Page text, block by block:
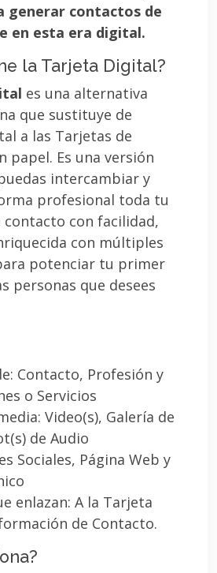
generar contactos de
en esta era digital.
la Tarjeta Digital?
es una alternativa
que sustituye de
a las Tarjetas de
papel. Es una versión
intercambiar y
profesional toda tu
con facilidad,
con múltiples
potenciar tu primer
personas que desees
Contacto, Profesión y
o Servicios
Video(s), Galería de
de Audio
Sociales, Página Web y
enlazan: A la Tarjeta
de Contacto.